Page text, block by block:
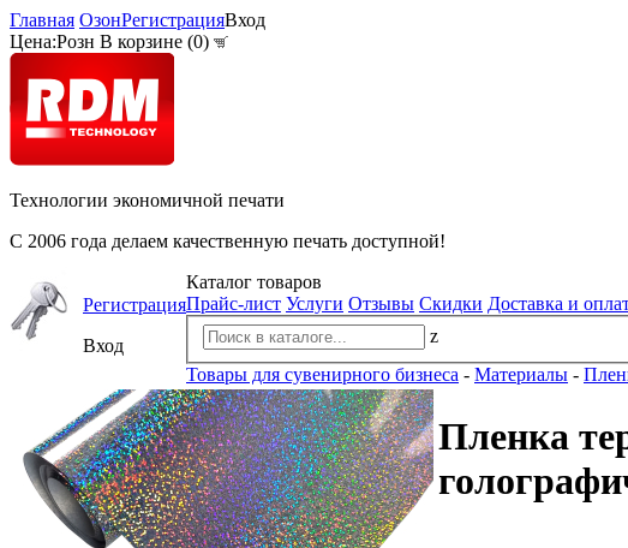
Главная ОзонРегистрацияВход
Цена:Розн В корзине (0)
Технологии экономичной печати
С 2006 года делаем качественную печать доступной!
Регистрация
Вход
Каталог товаров
Прайс-лист Услуги Отзывы Скидки Доставка и
z
Товары для сувенирного бизнеса - Материалы -
Пленка